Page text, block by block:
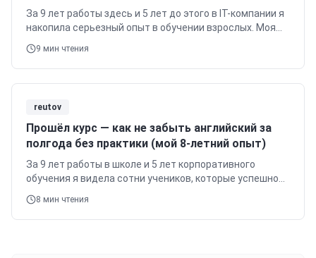
За 9 лет работы здесь и 5 лет до этого в IT-компании я
накопила серьезный опыт в обучении взрослых. Моя
специализация — это студенты с нуля, бизнес-
английский и IT-лексика.
9 мин чтения
reutov
Прошёл курс — как не забыть английский за
полгода без практики (мой 8-летний опыт)
За 9 лет работы в школе и 5 лет корпоративного
обучения я видела сотни учеников, которые успешно
освоили английский, а потом сталкивались с
вопросом: как не забыть английский за…
8 мин чтения